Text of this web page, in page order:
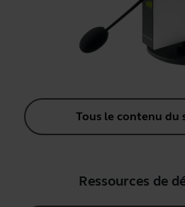
Tous le contenu du
Ressources de